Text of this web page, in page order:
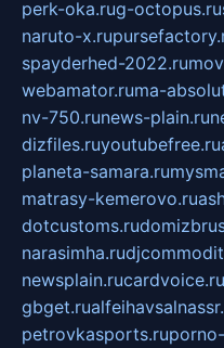
perk-oka.rug-octopus.ru
naruto-x.ru
spayderhed-2022.ru
webamator.ruma-
nv-750.runews-plain.ru
dizfiles.ruyoutubefree.ru
planeta-samara.ru
matrasy-kemerovo.ru
dotcustoms.ru
narasimha.ru
newsplain.rucardvoice.ru
gbget.ru
petrovkasports.ru